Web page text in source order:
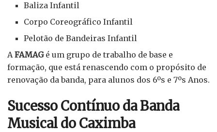
Baliza Infantil
Corpo Coreográfico Infantil
Pelotão de Bandeiras Infantil
AFAMAGé um grupo de trabalho de base e
formação, que está renascendo com o propósito de
renovação da banda, para alunos dos 6ºs e 7ºs Anos.
Sucesso Contínuo da Banda
Musical do Caximba